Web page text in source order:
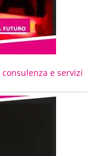
e servizi